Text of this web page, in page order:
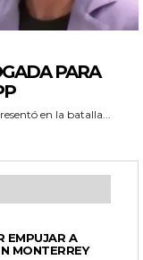
PARA
en la batalla...
EMPUJAR A
MONTERREY